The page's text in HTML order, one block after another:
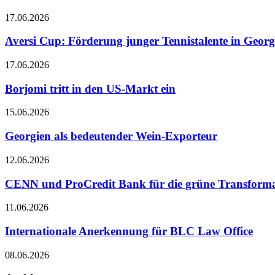
17.06.2026
Aversi Cup: Förderung junger Tennistalente in
17.06.2026
Borjomi tritt in den US-Markt ein
15.06.2026
Georgien als bedeutender Wein-Exporteur
12.06.2026
CENN und ProCredit Bank für die grüne
11.06.2026
Internationale Anerkennung für BLC Law Office
08.06.2026